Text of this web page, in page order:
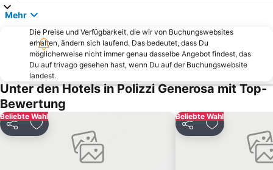
Mehr
Die Preise und Verfügbarkeit, die wir von Buchungswebsites
erhalten, ändern sich laufend. Das bedeutet, dass Du
möglicherweise nicht immer genau dasselbe Angebot findest, das
Du auf trivago gesehen hast, wenn Du auf der Buchungswebsite
landest.
Unter den Hotels in Polizzi Generosa mit Top-
Bewertung
Beliebte Wahl
Teilen Zu Favoriten hinzufügen
Beliebte Wahl
Teilen Zu Favoriten